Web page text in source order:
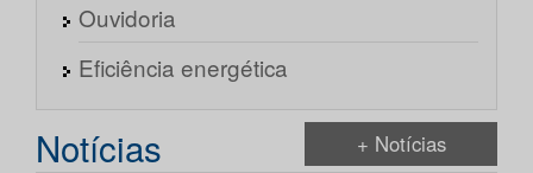
Ouvidoria
Eficiência energética
Notícias + Notícias